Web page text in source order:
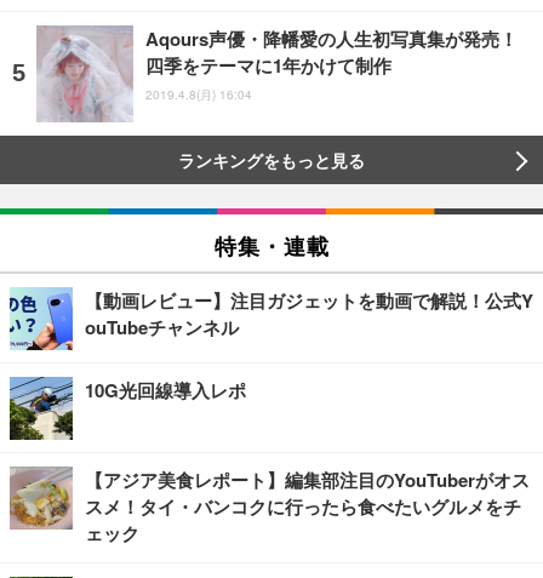
Aqours声優・降幡愛の人生初写真集が発売！
四季をテーマに1年かけて制作
2019.4.8(月) 16:04
ランキングをもっと見る
特集・連載
【動画レビュー】注目ガジェットを動画で解説！公式Y
ouTubeチャンネル
10G光回線導入レポ
【アジア美食レポート】編集部注目のYouTuberがオス
スメ！タイ・バンコクに行ったら食べたいグルメをチ
ェック